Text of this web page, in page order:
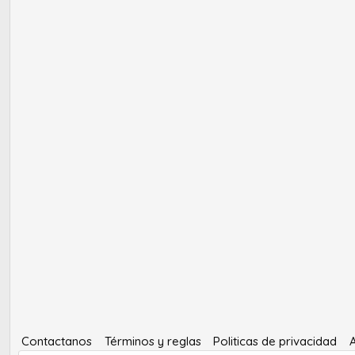
Contactanos Términos y reglas Politicas de privacidad